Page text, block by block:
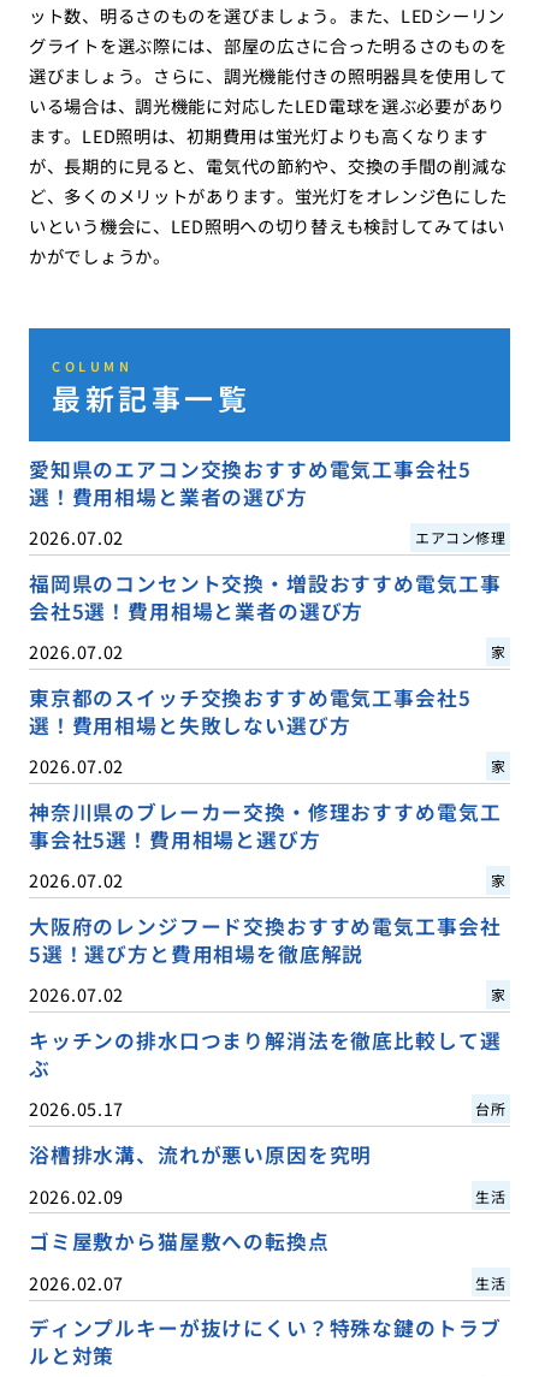
ット数、明るさのものを選びましょう。また、LEDシーリン
グライトを選ぶ際には、部屋の広さに合った明るさのものを
選びましょう。さらに、調光機能付きの照明器具を使用して
いる場合は、調光機能に対応したLED電球を選ぶ必要があり
ます。LED照明は、初期費用は蛍光灯よりも高くなります
が、長期的に見ると、電気代の節約や、交換の手間の削減な
ど、多くのメリットがあります。蛍光灯をオレンジ色にした
いという機会に、LED照明への切り替えも検討してみてはい
かがでしょうか。
COLUMN
最新記事一覧
愛知県のエアコン交換おすすめ電気工事会社5
選！費用相場と業者の選び方
2026.07.02 エアコン修理
福岡県のコンセント交換・増設おすすめ電気工事
会社5選！費用相場と業者の選び方
2026.07.02 家
東京都のスイッチ交換おすすめ電気工事会社5
選！費用相場と失敗しない選び方
2026.07.02 家
神奈川県のブレーカー交換・修理おすすめ電気工
事会社5選！費用相場と選び方
2026.07.02 家
大阪府のレンジフード交換おすすめ電気工事会社
5選！選び方と費用相場を徹底解説
2026.07.02 家
キッチンの排水口つまり解消法を徹底比較して選
ぶ
2026.05.17 台所
浴槽排水溝、流れが悪い原因を究明
2026.02.09 生活
ゴミ屋敷から猫屋敷への転換点
2026.02.07 生活
ディンプルキーが抜けにくい？特殊な鍵のトラブ
ルと対策